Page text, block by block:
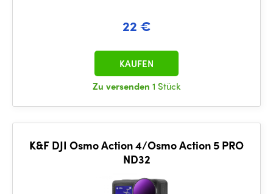
22 €
Zu versenden 1 Stück
KAUFEN
K&F DJI Osmo Action 4/Osmo Action 5 PRO
ND32